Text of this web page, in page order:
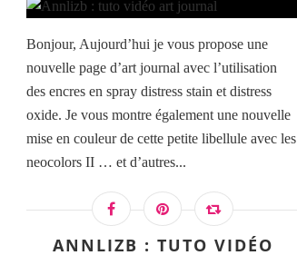
Bonjour, Aujourd’hui je vous propose une
nouvelle page d’art journal avec l’utilisation
des encres en spray distress stain et distress
oxide. Je vous montre également une nouvelle
mise en couleur de cette petite libellule avec les
neocolors II … et d’autres...
ANNLIZB : TUTO VIDÉO